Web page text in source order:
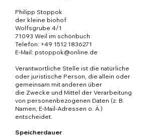
Philipp Stoppok
der kleine biohof
Wolfsgrube 4/1
71093 Weil im schönbuch
Telefon: +49 1512 1836271
E-Mail: pstoppok@online.de
Verantwortliche Stelle ist die natürliche
oder juristische Person, die allein oder
gemeinsam mit anderen über
die Zwecke und Mittel der Verarbeitung
von personenbezogenen Daten (z. B.
Namen, E-Mail-Adressen o. Ä.)
entscheidet.
Speicherdauer